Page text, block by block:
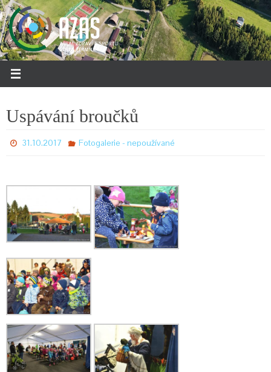
Přeskočit
na
obsah
Uspávání broučků
31.10.2017 Fotogalerie - nepoužívané